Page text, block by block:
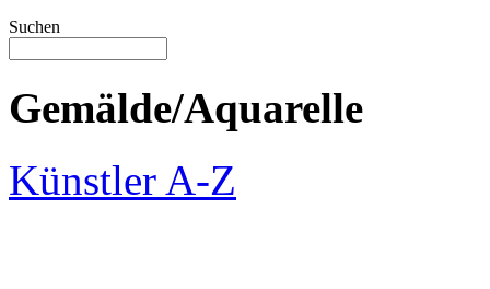
Suchen
Gemälde/Aquarelle
Künstler A-Z